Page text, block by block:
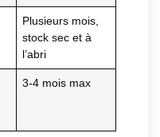
Plusieurs mois,
stock sec et à
l’abri
3-4 mois max